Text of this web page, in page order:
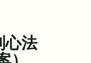
心法